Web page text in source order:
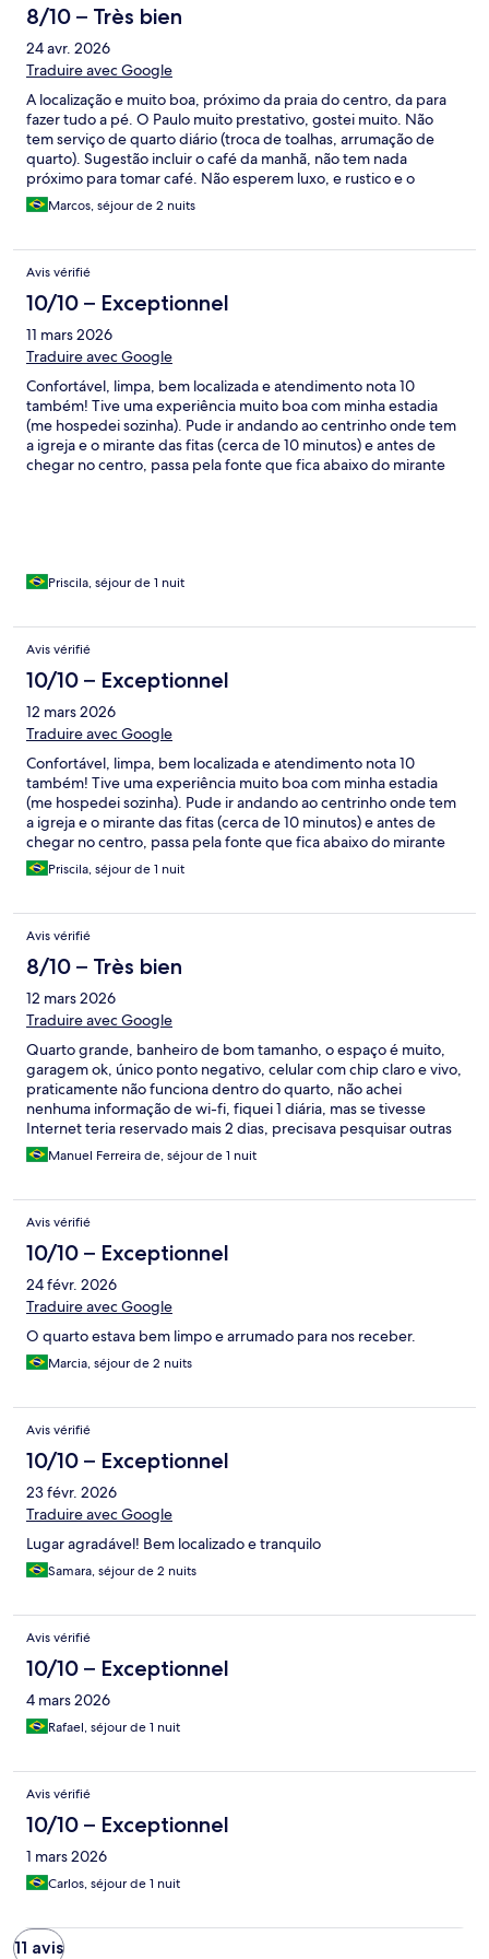
8/10 – Très bien
24 avr. 2026
Traduire avec Google
A localização e muito boa, próximo da praia do centro, da para
fazer tudo a pé. O Paulo muito prestativo, gostei muito. Não
tem serviço de quarto diário (troca de toalhas, arrumação de
quarto). Sugestão incluir o café da manhã, não tem nada
próximo para tomar café. Não esperem luxo, e rustico e o
barulho começa cedo pelos funcionários, cortando grama e
limpeza do sitio.
Marcos, séjour de 2 nuits
Avis vérifié
10/10 – Exceptionnel
11 mars 2026
Traduire avec Google
Confortável, limpa, bem localizada e atendimento nota 10
também! Tive uma experiência muito boa com minha estadia
(me hospedei sozinha). Pude ir andando ao centrinho onde tem
a igreja e o mirante das fitas (cerca de 10 minutos) e antes de
chegar no centro, passa pela fonte que fica abaixo do mirante
pretendo me hospedar novamente.
Priscila, séjour de 1 nuit
Avis vérifié
10/10 – Exceptionnel
12 mars 2026
Traduire avec Google
Confortável, limpa, bem localizada e atendimento nota 10
também! Tive uma experiência muito boa com minha estadia
(me hospedei sozinha). Pude ir andando ao centrinho onde tem
a igreja e o mirante das fitas (cerca de 10 minutos) e antes de
chegar no centro, passa pela fonte que fica abaixo do mirante
(uns 5 minutos andando da pousada). Também dá pra ir
andando para a praia dos pescadores (uns 5 a 10 minutos). Lugar
chuveiro quente, toalhas boas. O atendimento também foi
muito acolhedor. Ótimo custo/benefício. Recomendo e
pretendo me hospedar novamente.
Priscila, séjour de 1 nuit
Avis vérifié
8/10 – Très bien
12 mars 2026
Traduire avec Google
Quarto grande, banheiro de bom tamanho, o espaço é muito,
garagem ok, único ponto negativo, celular com chip claro e vivo,
praticamente não funciona dentro do quarto, não achei
nenhuma informação de wi-fi, fiquei 1 diária, mas se tivesse
Internet teria reservado mais 2 dias, precisava pesquisar outras
localidades p hospedagem, e não queria fazer do kado de fora,
por este motivo resolvi ir embora,
Manuel Ferreira de, séjour de 1 nuit
Avis vérifié
10/10 – Exceptionnel
24 févr. 2026
Traduire avec Google
O quarto estava bem limpo e arrumado para nos receber.
Marcia, séjour de 2 nuits
Avis vérifié
10/10 – Exceptionnel
23 févr. 2026
Traduire avec Google
Lugar agradável! Bem localizado e tranquilo
Samara, séjour de 2 nuits
Avis vérifié
10/10 – Exceptionnel
4 mars 2026
Rafael, séjour de 1 nuit
Avis vérifié
10/10 – Exceptionnel
1 mars 2026
Carlos, séjour de 1 nuit
11 avis